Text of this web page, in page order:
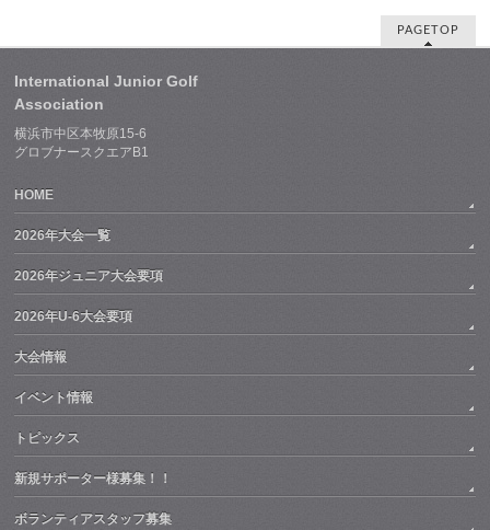
PAGETOP
International Junior Golf
Association
横浜市中区本牧原15-6
グロブナースクエアB1
HOME
2026年大会一覧
2026年ジュニア大会要項
2026年U-6大会要項
大会情報
イベント情報
トピックス
新規サポーター様募集！！
ボランティアスタッフ募集